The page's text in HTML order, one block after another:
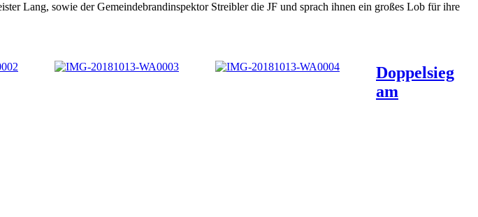
Lang, sowie der Gemeindebrandinspektor Streibler die JF und sprach ihnen ein großes Lob für ihre
Doppelsieg
am